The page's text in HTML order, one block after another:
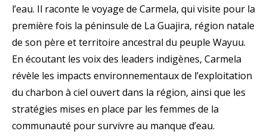
l’eau. Il raconte le voyage de Carmela, qui visite pour la
première fois la péninsule de La Guajira, région natale
de son père et territoire ancestral du peuple Wayuu.
En écoutant les voix des leaders indigènes, Carmela
révèle les impacts environnementaux de l’exploitation
du charbon à ciel ouvert dans la région, ainsi que les
stratégies mises en place par les femmes de la
communauté pour survivre au manque d’eau.